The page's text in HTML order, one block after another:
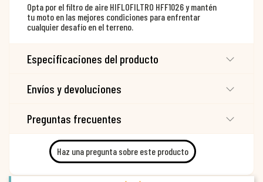
Opta por el filtro de aire HIFLOFILTRO HFF1026 y mantén
tu moto en las mejores condiciones para enfrentar
cualquier desafío en el terreno.
Especificaciones del producto
Envíos y devoluciones
Preguntas frecuentes
Haz una pregunta sobre este producto